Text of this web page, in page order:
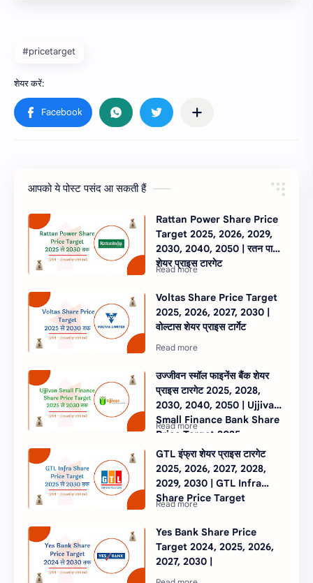
#pricetarget
आपको ये पोस्ट पसंद आ सकती हैं
Rattan Power Share Price
Target 2025, 2026, 2029,
2030, 2040, 2050 | रतन पावर
शेयर प्राइस टारगेट
Voltas Share Price Target
2025, 2026, 2027, 2030 |
वोल्टास शेयर प्राइस टार्गेट
उज्जीवन स्मॉल फाइनेंस बैंक शेयर
प्राइस टारगेट 2025, 2028,
2030, 2040, 2050 | Ujjivan
Small Finance Bank Share
Price Target 2025
GTL इंफ्रा शेयर प्राइस टारगेट
2025, 2026, 2027, 2028,
2029, 2030 | GTL Infra
Share Price Target
Yes Bank Share Price
Target 2024, 2025, 2026,
2027, 2030 |